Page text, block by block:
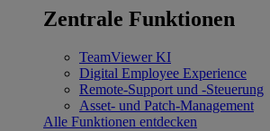
Zentrale Funktionen
TeamViewer KI
Digital Employee Experience
Remote-Support und -Steuerung
Asset- und Patch-Management
Alle Funktionen entdecken